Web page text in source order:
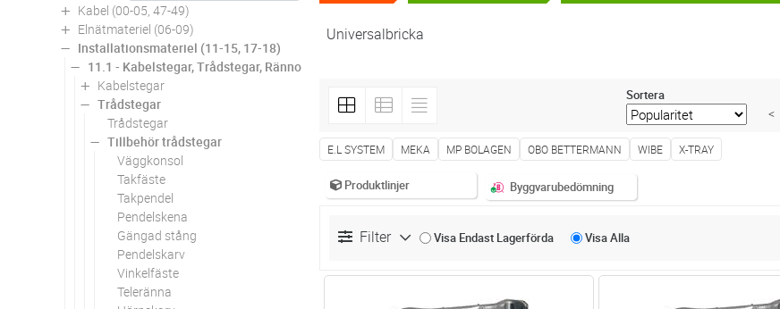
Kabel (00-05, 47-49)
Elnätmateriel (06-09)
Installationsmateriel (11-15, 17-18)
11.1 - Kabelstegar, Trådstegar, Rännor
Kabelstegar
Trådstegar
Trådstegar
Tillbehör trådstegar
Väggkonsol
Takfäste
Takpendel
Pendelskena
Gängad stång
Pendelskarv
Vinkelfäste
Teleränna
Universalbricka
Sortera
<
E.L SYSTEM MEKA MP BOLAGEN OBO BETTERMANN WIBE X-TRAY
Produktlinjer Byggvarubedömning
Filter Visa Endast Lagerförda VisaAlla